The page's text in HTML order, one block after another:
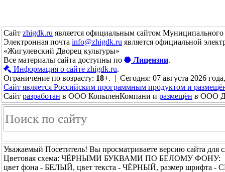
Сайт zhigdk.ru является официальным сайтом
Электронная почта info@zhigdk.ru является официальной
«Жигулевский Дворец культуры»
Все материалы сайта доступны по
Лицензии.
Информация о сайте zhigdk.ru.
Ограничение по возрасту: 18+. | Сегодня: 07 августа 2026
Сайт является Российским программным продуктом и
Сайт разработан в ООО КопыленКомпани и размещён в ООО
Уважаемый Посетитель! Вы просматриваете версию сайта для
Цветовая схема: ЧЁРНЫМИ БУКВАМИ ПО БЕЛОМУ ФОНУ:
цвет фона - БЕЛЫЙ, цвет текста - ЧЁРНЫЙ, размер шрифта